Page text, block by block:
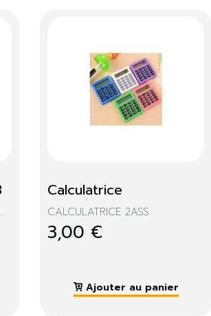
Brosse à cheveux
Brosse à cheveux
3,00 €
Ajouter au panier